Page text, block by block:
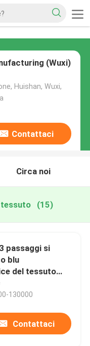
(Wuxi)
Huishan, Wuxi,
Contattaci
Circa noi
(15)
passaggi si
blu
del tessuto
130000
Contattaci